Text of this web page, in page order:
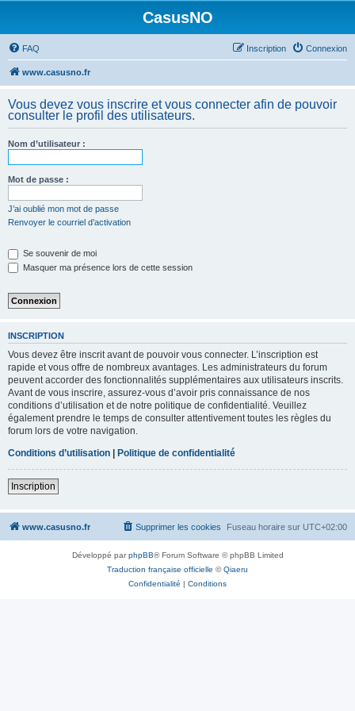
CasusNO
FAQ Connexion
Inscription
www.casusno.fr
Vous devez vous inscrire et vous connecter afin de pouvoir
consulter le profil des utilisateurs.
Nom d’utilisateur :
Mot de passe :
J’ai oublié mon mot de passe
Renvoyer le courriel d’activation
Se souvenir de moi
Masquer ma présence lors de cette session
INSCRIPTION
Vous devez être inscrit avant de pouvoir vous connecter. L’inscription est
rapide et vous offre de nombreux avantages. Les administrateurs du forum
peuvent accorder des fonctionnalités supplémentaires aux utilisateurs inscrits.
Avant de vous inscrire, assurez-vous d’avoir pris connaissance de nos
conditions d’utilisation et de notre politique de confidentialité. Veuillez
également prendre le temps de consulter attentivement toutes les règles du
forum lors de votre navigation.
Conditions d’utilisation | Politique de confidentialité
Inscription
www.casusno.fr Fuseau horaire sur UTC+02:00
Supprimer les cookies
Développé parphpBB® Forum Software © phpBB Limited
Traduction française officielle ©Qiaeru
Confidentialité | Conditions